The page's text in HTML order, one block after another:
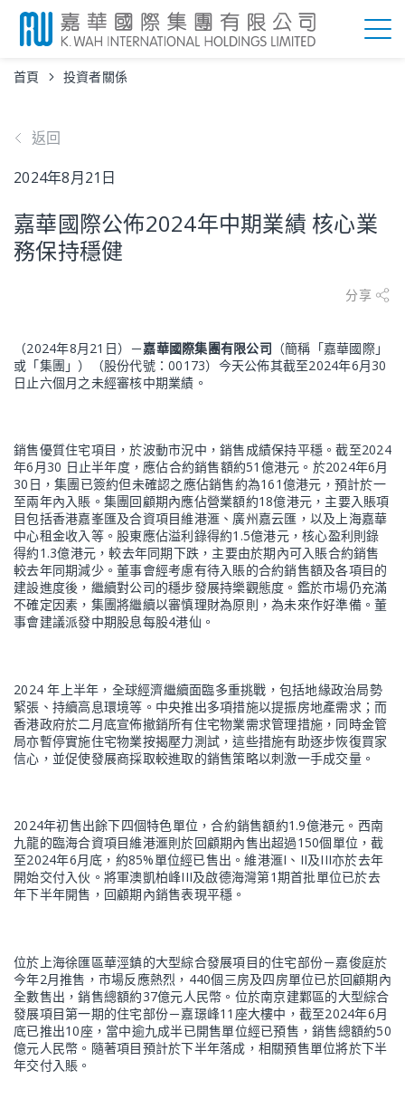
首頁 投資者關係
返回
2024年8月21日
嘉華國際公佈2024年中期業績 核心業
務保持穩健
分享
（2024年8月21日）－嘉華國際集團有限公司 （簡稱「嘉華國際」
或「集團」）（股份代號：00173）今天公佈其截至2024年6月30
日止六個月之未經審核中期業績。
銷售優質住宅項目，於波動市況中，銷售成績保持平穩。截至2024
年6月30 日止半年度，應佔合約銷售額約51億港元。於2024年6月
30日，集團已簽約但未確認之應佔銷售約為161億港元，預計於一
至兩年內入賬。集團回顧期內應佔營業額約18億港元，主要入賬項
目包括香港嘉峯匯及合資項目維港滙、廣州嘉云匯，以及上海嘉華
中心租金收入等。股東應佔溢利錄得約1.5億港元，核心盈利則錄
得約1.3億港元，較去年同期下跌，主要由於期內可入賬合約銷售
較去年同期減少。董事會經考慮有待入賬的合約銷售額及各項目的
建設進度後，繼續對公司的穩步發展持樂觀態度。鑑於市場仍充滿
不確定因素，集團將繼續以審慎理財為原則，為未來作好準備。董
事會建議派發中期股息每股4港仙。
2024 年上半年，全球經濟繼續面臨多重挑戰，包括地緣政治局勢
緊張、持續高息環境等。中央推出多項措施以提振房地產需求；而
香港政府於二月底宣佈撤銷所有住宅物業需求管理措施，同時金管
局亦暫停實施住宅物業按揭壓力測試，這些措施有助逐步恢復買家
信心，並促使發展商採取較進取的銷售策略以刺激一手成交量。
2024年初售出餘下四個特色單位，合約銷售額約1.9億港元。西南
九龍的臨海合資項目維港滙則於回顧期內售出超過150個單位，截
至2024年6月底，約85%單位經已售出。維港滙I、II及III亦於去年
開始交付入伙。將軍澳凱柏峰III及啟德海灣第1期首批單位已於去
年下半年開售，回顧期內銷售表現平穩。
位於上海徐匯區華涇鎮的大型綜合發展項目的住宅部份－嘉俊庭於
今年2月推售，市場反應熱烈，440個三房及四房單位已於回顧期內
全數售出，銷售總額約37億元人民幣。位於南京建鄴區的大型綜合
發展項目第一期的住宅部份－嘉璟峰11座大樓中，截至2024年6月
底已推出10座，當中逾九成半已開售單位經已預售，銷售總額約50
億元人民幣。隨著項目預計於下半年落成，相關預售單位將於下半
年交付入賬。